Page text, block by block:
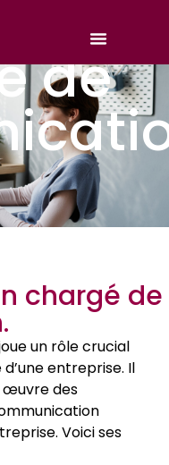
de
chargé de
un rôle crucial
entreprise. Il
œuvre des
Voici ses